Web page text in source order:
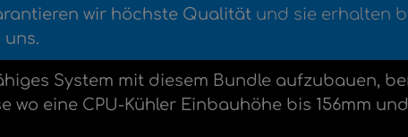
wir höchste Qualität und sie erhalten
uns.
System mit diesem Bundle aufzubauen,
wo eine CPU-Kühler Einbauhöhe bis 156mm